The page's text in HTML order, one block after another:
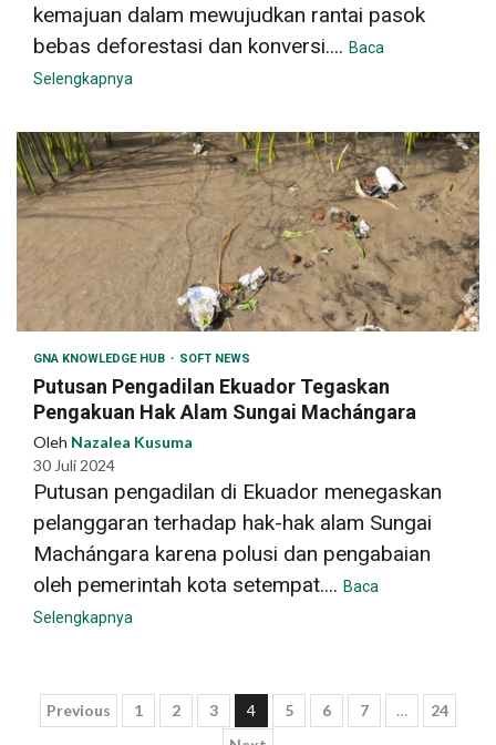
kemajuan dalam mewujudkan rantai pasok
bebas deforestasi dan konversi.... Baca
Selengkapnya
GNA KNOWLEDGE HUB SOFT NEWS
Putusan Pengadilan Ekuador Tegaskan
Pengakuan Hak Alam Sungai Machángara
Oleh Nazalea Kusuma
30 Juli 2024
Putusan pengadilan di Ekuador menegaskan
pelanggaran terhadap hak-hak alam Sungai
Machángara karena polusi dan pengabaian
oleh pemerintah kota setempat.... Baca
Selengkapnya
Paginasi
Previous 1 2 3 4 5 6 7 …
24